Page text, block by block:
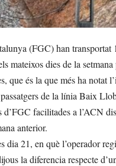
(FGC) han transportat
mateixos dies de la
que és la que més ha notat
de la línia Baix
facilitades a l’ACN
anterior.
dia 21, en què l’operador
la diferencia respecte